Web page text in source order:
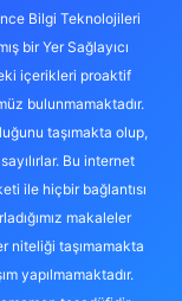
Bilgi Teknolojileri
bir Yer Sağlayıcı
içerikleri proaktif
bulunmamaktadır.
taşımakta olup,
Bu internet
ile hiçbir bağlantısı
makaleler
niteliği taşımamakta
yapılmamaktadır.